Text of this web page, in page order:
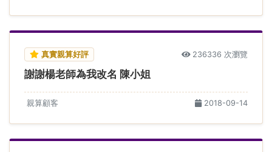
真實親算好評 236336 次瀏覽
謝謝楊老師為我改名 陳小姐
親算顧客 2018-09-14